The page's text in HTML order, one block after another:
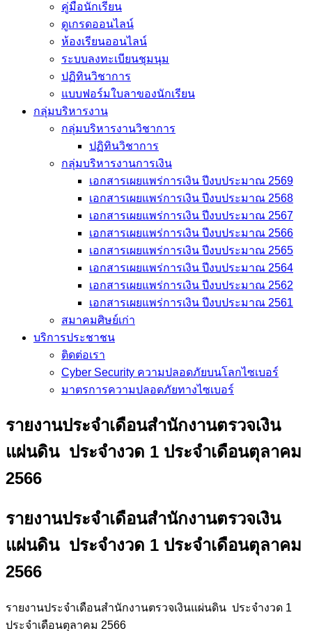
คู่มือนักเรียน
ดูเกรดออนไลน์
ห้องเรียนออนไลน์
ระบบลงทะเบียนชุมนุม
ปฏิทินวิชาการ
แบบฟอร์มใบลาของนักเรียน
กลุ่มบริหารงาน
กลุ่มบริหารงานวิชาการ
ปฏิทินวิชาการ
กลุ่มบริหารงานการเงิน
เอกสารเผยแพร่การเงิน ปีงบประมาณ 2569
เอกสารเผยแพร่การเงิน ปีงบประมาณ 2568
เอกสารเผยแพร่การเงิน ปีงบประมาณ 2567
เอกสารเผยแพร่การเงิน ปีงบประมาณ 2566
เอกสารเผยแพร่การเงิน ปีงบประมาณ 2565
เอกสารเผยแพร่การเงิน ปีงบประมาณ 2564
เอกสารเผยแพร่การเงิน ปีงบประมาณ 2562
เอกสารเผยแพร่การเงิน ปีงบประมาณ 2561
สมาคมศิษย์เก่า
บริการประชาชน
ติดต่อเรา
Cyber Security ความปลอดภัยบนโลกไซเบอร์
มาตรการความปลอดภัยทางไซเบอร์
รายงานประจำเดือนสำนักงานตรวจเงิน
แผ่นดิน ประจำงวด 1 ประจำเดือนตุลาคม
2566
รายงานประจำเดือนสำนักงานตรวจเงิน
แผ่นดิน ประจำงวด 1 ประจำเดือนตุลาคม
2566
รายงานประจำเดือนสำนักงานตรวจเงินแผ่นดิน ประจำงวด 1
ประจำเดือนตุลาคม 2566